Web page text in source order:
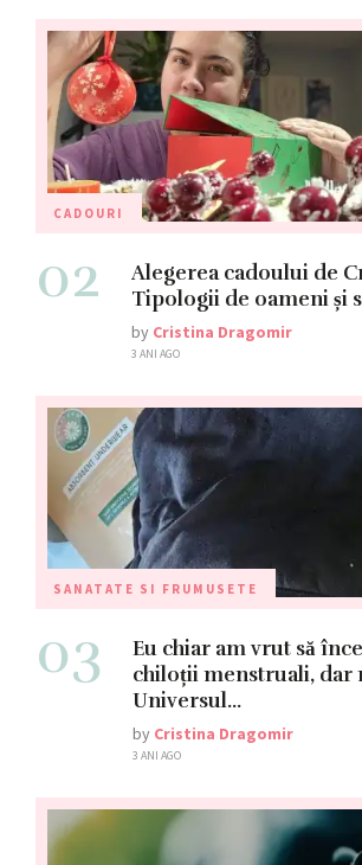
CADOURI
02
Alegerea cadoului de
Tipologii de oameni și
by Cristina Dragomir
3 ANI AGO
SANATATE SI FRUMUSETE
03
Eu chiar am vrut să
chiloții menstruali, dar
Universul…
by Cristina Dragomir
3 ANI AGO